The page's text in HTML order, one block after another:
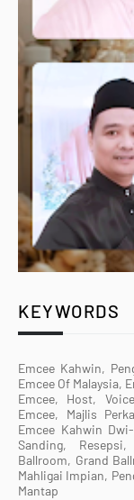
KEYWORDS
Emcee Kahwin,
Emcee Of Malaysia,
Emcee, Host,
Emcee, Majlis
Emcee Kahwin
Sanding,
Ballroom, Grand
Mahligai Impian,
Mantap